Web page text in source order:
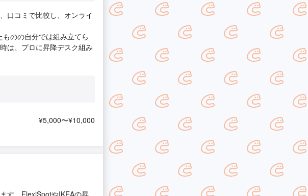
口コミで比較し、オンライ
のの自分では組み立てら
は、プロに昇降デスク組み
¥5,000〜¥10,000